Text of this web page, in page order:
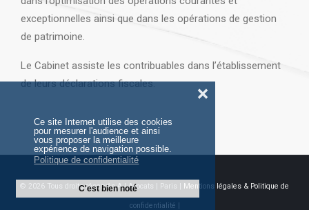
Ce site Internet utilise des cookies
pour mesurer l'audience et ainsi
vous proposer la meilleure
expérience de navigation possible.
Politique de confidentialité
C'est bien noté
❌
exceptionnelles ainsi que dans les opérations de gestion
de patrimoine.
Le Cabinet assiste les contribuables dans l’établissement
de leurs déclarations fiscales.
© 2026 Tous droits réservés AJ Avocats | Paris | Mentions légales & Politique de
confidentialité |